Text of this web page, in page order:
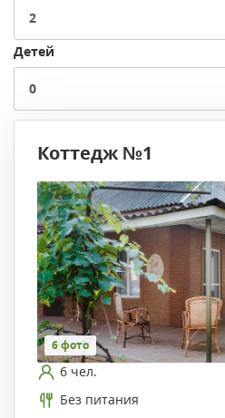
Детей
Коттедж №1
6 фото
6 чел.
Без питания